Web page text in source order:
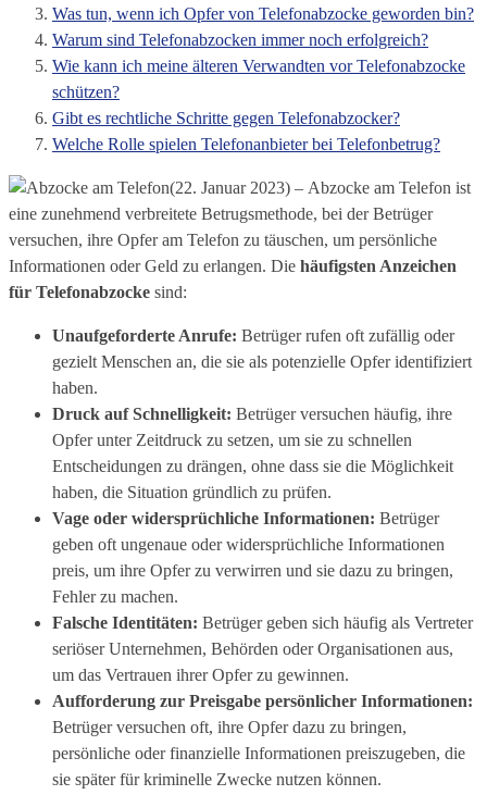
Was tun, wenn ich Opfer von Telefonabzocke geworden bin?
Warum sind Telefonabzocken immer noch erfolgreich?
Wie kann ich meine älteren Verwandten vor Telefonabzocke
schützen?
Gibt es rechtliche Schritte gegen Telefonabzocker?
Welche Rolle spielen Telefonanbieter bei Telefonbetrug?
(22. Januar 2023) – Abzocke am Telefon ist
eine zunehmend verbreitete Betrugsmethode, bei der Betrüger
versuchen, ihre Opfer am Telefon zu täuschen, um persönliche
Informationen oder Geld zu erlangen. Die häufigsten Anzeichen
für Telefonabzocke sind:
Unaufgeforderte Anrufe: Betrüger rufen oft zufällig oder
gezielt Menschen an, die sie als potenzielle Opfer identifiziert
haben.
Druck auf Schnelligkeit: Betrüger versuchen häufig, ihre
Opfer unter Zeitdruck zu setzen, um sie zu schnellen
Entscheidungen zu drängen, ohne dass sie die Möglichkeit
haben, die Situation gründlich zu prüfen.
Vage oder widersprüchliche Informationen: Betrüger
geben oft ungenaue oder widersprüchliche Informationen
preis, um ihre Opfer zu verwirren und sie dazu zu bringen,
Fehler zu machen.
Falsche Identitäten: Betrüger geben sich häufig als Vertreter
seriöser Unternehmen, Behörden oder Organisationen aus,
um das Vertrauen ihrer Opfer zu gewinnen.
Aufforderung zur Preisgabe persönlicher Informationen:
Betrüger versuchen oft, ihre Opfer dazu zu bringen,
persönliche oder finanzielle Informationen preiszugeben, die
sie später für kriminelle Zwecke nutzen können.